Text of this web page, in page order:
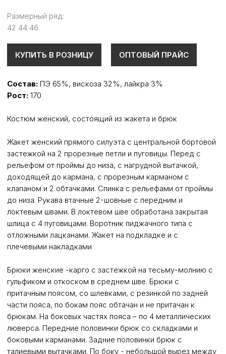
Размерный ряд:
42 44 46
КУПИТЬ В РОЗНИЦУ ОПТОВЫЙ ПРАЙС
Состав: ПЭ 65%, вискоза 32%, лайкра 3%
Рост: 170
Костюм женский, состоящий из жакета и брюк
Жакет женский прямого силуэта с центральной бортовой
застежкой на 2 прорезные петли и пуговицы. Перед с
рельефом от проймы до низа, с нагрудной вытачкой,
доходящей до кармана, с прорезным карманом с
клапаном и 2 обтачками. Спинка с рельефами от проймы
до низа. Рукава втачные 2-шовные с передним и
локтевым швами. В локтевом шве обработана закрытая
шлица с 4 пуговицами. Воротник пиджачного типа с
отложными лацканами. Жакет на подкладке и с
плечевыми накладками
Брюки женские -карго с застежкой на тесьму-молнию с
гульфиком и откоском в среднем шве. Брюки с
притачным поясом, со шлевками, с резинкой по задней
части пояса, по бокам пояс обтачан и не притачан к
брюкам. На боковых частях пояса – по 4 металлических
люверса. Передние половинки брюк со складками и
боковыми карманами. Задние половинки брюк с
талиевыми вытачками. По боку - небольшой вырез между